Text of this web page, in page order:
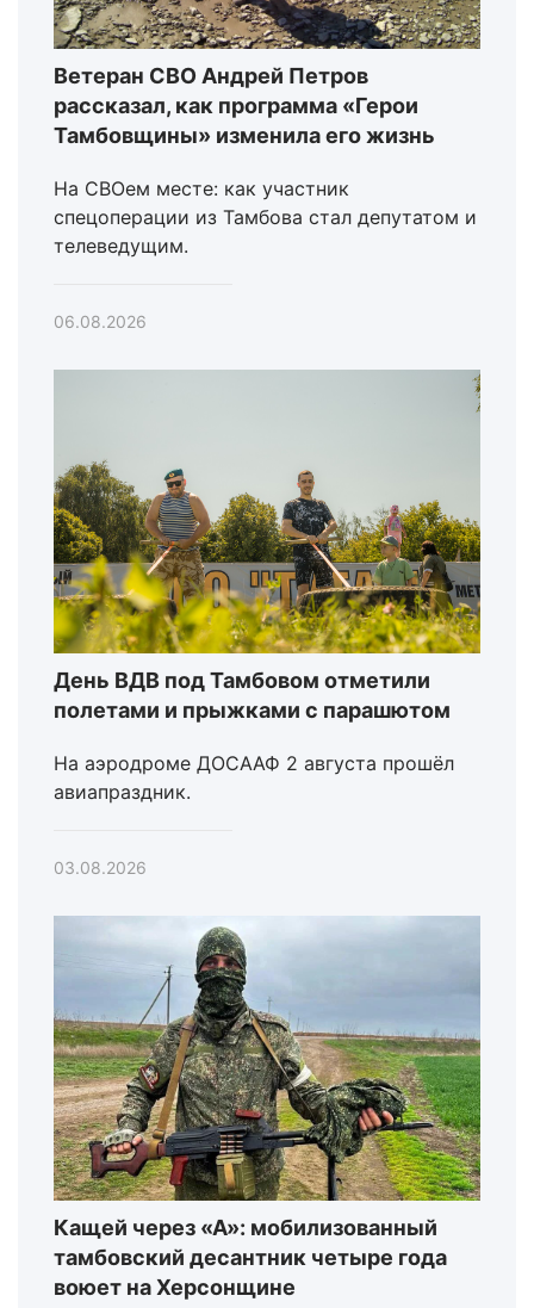
Ветеран СВО Андрей Петров
рассказал, как программа «Герои
Тамбовщины» изменила его жизнь
На СВОем месте: как участник
спецоперации из Тамбова стал депутатом и
телеведущим.
06.08.2026
День ВДВ под Тамбовом отметили
полетами и прыжками с парашютом
На аэродроме ДОСААФ 2 августа прошёл
авиапраздник.
03.08.2026
Кащей через «А»: мобилизованный
тамбовский десантник четыре года
воюет на Херсонщине